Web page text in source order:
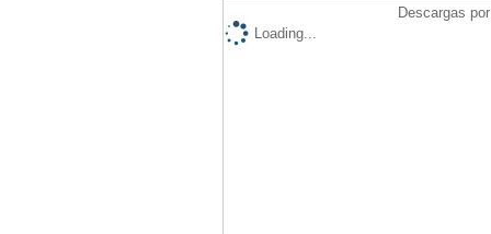
Descargas
Loading...